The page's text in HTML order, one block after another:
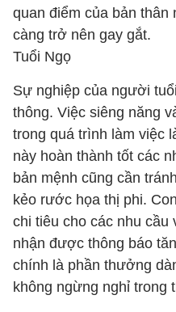
quan điểm của bản thân
càng trở nên gay gắt.
Tuổi Ngọ
Sự nghiệp của người
thông. Việc siêng năng
trong quá trình làm việc
này hoàn thành tốt các
bản mệnh cũng cần
kẻo rước họa thị phi.
chi tiêu cho các nhu cầu
nhận được thông báo
chính là phần thưởng
không ngừng nghỉ trong